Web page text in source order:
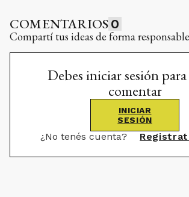
COMENTARIOS 0
Compartí tus ideas de forma
Debes iniciar sesión
comentar
INICIAR
SESIÓN
¿No tenés cuenta?